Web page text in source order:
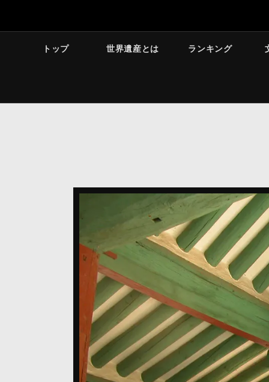
トップ 世界遺産とは ランキング